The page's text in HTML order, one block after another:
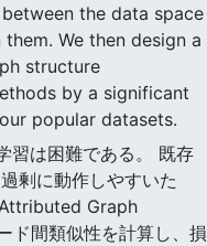
the data space
We then design a
structure
by a significant
popular datasets.
習は困難である。 既存
剰に動作しやすいた
Graph
ド間類似性を計算し、損